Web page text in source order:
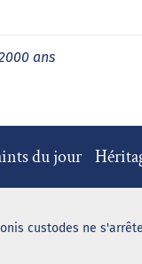
ans
du jour
custodes ne